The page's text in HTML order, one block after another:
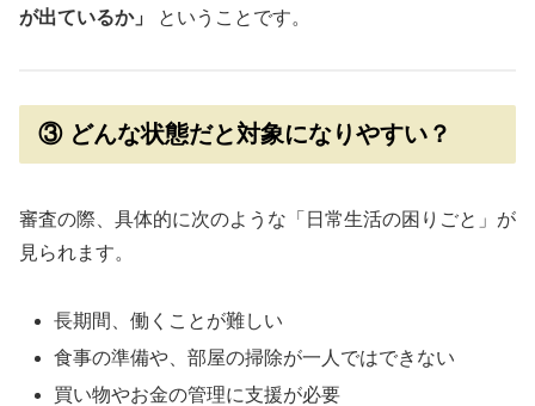
が出ているか」
ということです。
③ どんな状態だと対象になりやすい？
審査の際、具体的に次のような「日常生活の困りごと」が
見られます。
長期間、働くことが難しい
食事の準備や、部屋の掃除が一人ではできない
買い物やお金の管理に支援が必要